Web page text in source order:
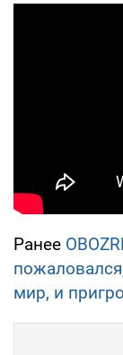
Ранее
мир, и